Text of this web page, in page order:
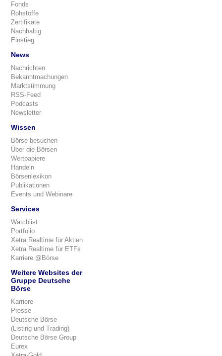
Fonds
Rohstoffe
Zertifikate
Nachhaltig
Einstieg
News
Nachrichten
Bekanntmachungen
Marktstimmung
RSS-Feed
Podcasts
Newsletter
Wissen
Börse besuchen
Über die Börsen
Wertpapiere
Handeln
Börsenlexikon
Publikationen
Events und Webinare
Services
Watchlist
Portfolio
Xetra Realtime für Aktien
Xetra Realtime für ETFs
Karriere @Börse
Weitere Websites der
Gruppe Deutsche
Börse
Karriere
Presse
Deutsche Börse
(Listing und Trading)
Deutsche Börse Group
Eurex